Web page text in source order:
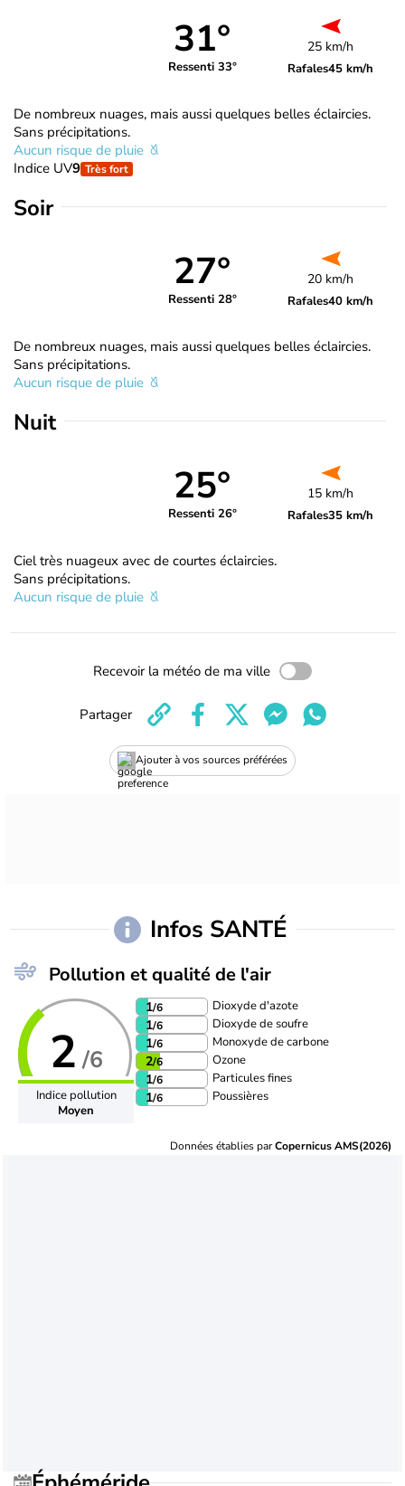
31°
Ressenti 33°
25 km/h
Rafales45 km/h
De nombreux nuages, mais aussi quelques belles éclaircies.
Sans précipitations.
Aucun risque de pluie
Indice UV9 Très fort
Soir
27°
Ressenti 28°
20 km/h
Rafales40 km/h
De nombreux nuages, mais aussi quelques belles éclaircies.
Sans précipitations.
Aucun risque de pluie
Nuit
25°
Ressenti 26°
15 km/h
Rafales35 km/h
Ciel très nuageux avec de courtes éclaircies.
Sans précipitations.
Aucun risque de pluie
Recevoir la météo de ma ville
Ajouter à vos sources préférées
Partager
Infos SANTÉ
Pollution et qualité de l'air
2 /6
Indice pollution
Moyen
1/6 Dioxyde d'azote
1/6 Dioxyde de soufre
1/6 Monoxyde de carbone
2/6 Ozone
1/6 Particules fines
1/6 Poussières
Données établies parCopernicus AMS(2026)